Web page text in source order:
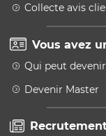
Collecte avis
Vous avez
Qui peut
Devenir Master